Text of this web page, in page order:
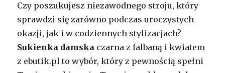
Czy poszukujesz niezawodnego stroju, który
sprawdzi się zarówno podczas uroczystych
okazji, jak i w codziennych stylizacjach?
Sukienka damska czarna z falbaną i kwiatem
z ebutik.pl to wybór, który z pewnością spełni